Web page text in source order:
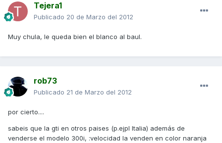
Tejera1
Publicado 20 de Marzo del 2012
Muy chula, le queda bien el blanco al baul.
rob73
Publicado 21 de Marzo del 2012
por cierto....
sabeis que la gti en otros paises (p.ejpl Italia) además de
venderse el modelo 300i, :velocidad la venden en color naranja